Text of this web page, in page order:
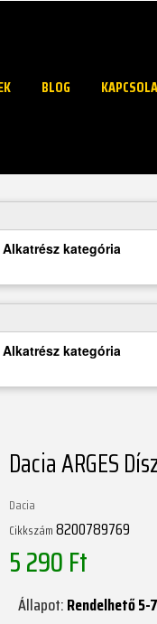
BLOG
Alkatrész kategória
Alkatrész kategória
Dacia ARGES
Dacia
Cikkszám8200789769
5 290 Ft
Állapot:Rendelhető 5-